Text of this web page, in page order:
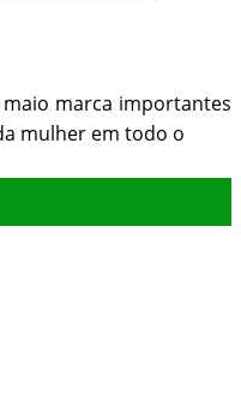
maio marca importantes
mulher em todo o